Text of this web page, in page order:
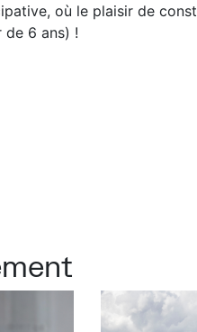
où le plaisir de
de 6 ans) !